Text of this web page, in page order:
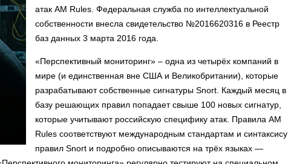
атак AM Rules. Федеральная служба по интеллектуальной
собственности внесла свидетельство №2016620316 в Реестр
баз данных 3 марта 2016 года.
«Перспективный мониторинг» – одна из четырёх компаний в
мире (и единственная вне США и Великобритании), которые
разрабатывают собственные сигнатуры Snort. Каждый месяц в
базу решающих правил попадает свыше 100 новых сигнатур,
которые учитывают российскую специфику атак. Правила AM
Rules соответствуют международным стандартам и синтаксису
правил Snort и подробно описываются на трёх языках —